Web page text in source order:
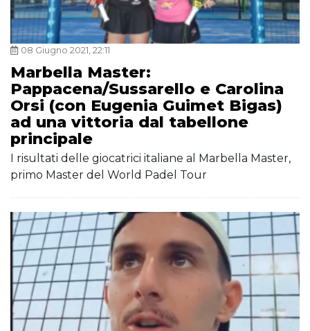
08 Giugno 2021, 22:11
Marbella Master:
Pappacena/Sussarello e Carolina
Orsi (con Eugenia Guimet Bigas)
ad una vittoria dal tabellone
principale
I risultati delle giocatrici italiane al Marbella Master,
primo Master del World Padel Tour